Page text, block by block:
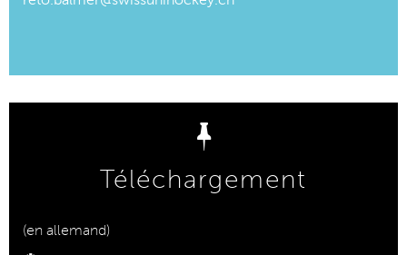
Téléchargement
(en allemand)